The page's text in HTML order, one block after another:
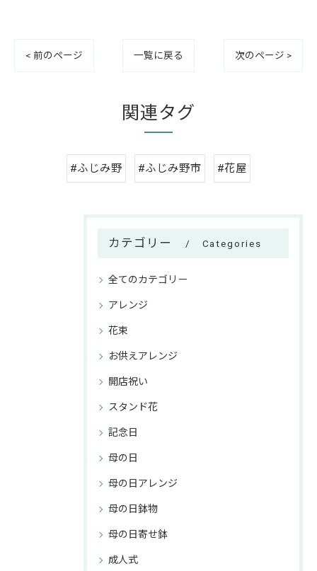
< 前のページ 一覧に戻る 次のページ >
関連タグ
#ふじみ野 #ふじみ野市 #花屋
カテゴリー Categories
全てのカテゴリー
アレンジ
花束
お供えアレンジ
開店祝い
スタンド花
記念日
母の日
母の日アレンジ
母の日鉢物
母の日寄せ鉢
成人式